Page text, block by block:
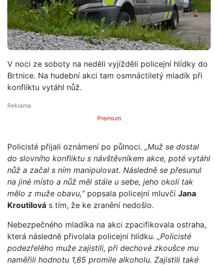
V noci ze soboty na neděli vyjížděli policejní hlídky do
Brtnice. Na hudební akci tam osmnáctiletý mladík při
konfliktu vytáhl nůž.
Premium
Policisté přijali oznámení po půlnoci. „Muž se dostal
do slovního konfliktu s návštěvníkem akce, poté vytáhl
nůž a začal s ním manipulovat. Následně se přesunul
na jiné místo a nůž měl stále u sebe, jeho okolí tak
mělo z muže obavu,“popsala policejní mluvčí Jana
Kroutilová s tím, že ke zranění nedošlo.
Nebezpečného mladíka na akci zpacifikovala ostraha,
která následně přivolala policejní hlídku. „Policisté
podezřelého muže zajistili, při dechové zkoušce mu
naměřili hodnotu 1,85 promile alkoholu. Zajistili také